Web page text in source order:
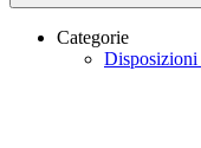
Categorie
Disposizioni